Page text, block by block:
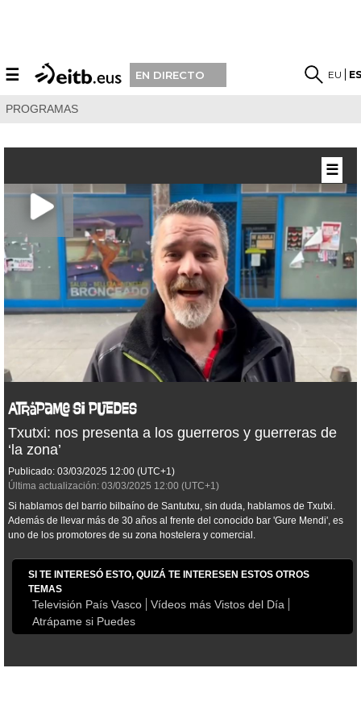
☰ EN DIRECTO EU
PROGRAMAS
Txutxi: nos presenta a los guerreros y guerreras de
‘la zona’
Publicado: 03/03/2025 12:00 (UTC+1)
Última actualización: 03/03/2025 12:00 (UTC+1)
Si hablamos del barrio bilbaíno de Santutxu, sin duda, hablamos de Txutxi.
Además de llevar más de 30 años al frente del conocido bar 'Gure Mendi', es
uno de los promotores de su zona hostelera y comercial.
SI TE INTERESÓ ESTO, QUIZÁ TE INTERESEN ESTOS OTROS
TEMAS
Televisión País Vasco
Vídeos más Vistos del Día
Atrápame si Puedes
☰